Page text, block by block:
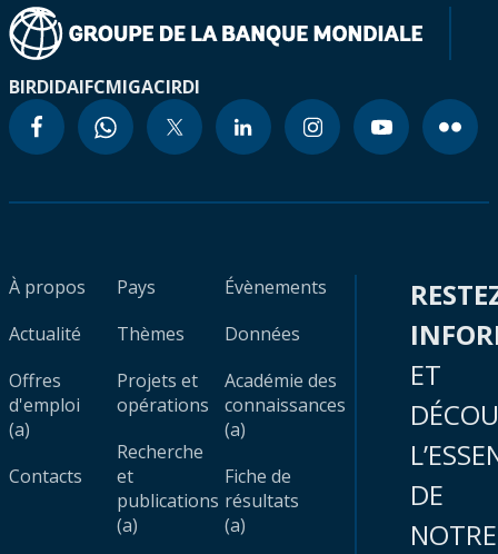
BIRDIDAIFCMIGACIRDI
À propos
Actualité
Offres
d'emploi
(a)
Contacts
Pays
Thèmes
Projets et
opérations
Recherche
et
publications
(a)
Évènements
Données
Académie des
connaissances
(a)
Fiche de
résultats
(a)
ET
DE
NOTRE